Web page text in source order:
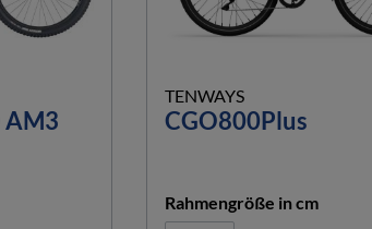
AM3
TENWAYS
CGO800Plus
Rahmengröße in cm